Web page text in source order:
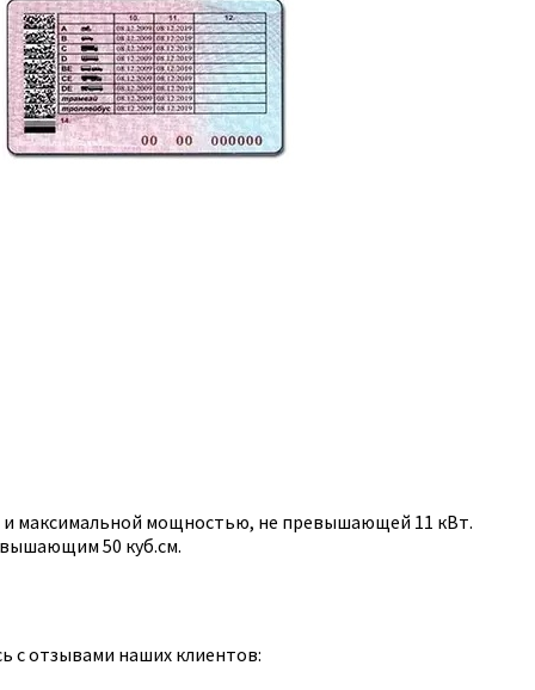
максимальной мощностью, не превышающей 11 кВт.
50 куб.см.
с отзывами наших клиентов: